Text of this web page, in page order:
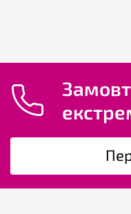
Kicktail скейти,Top
Фрістайл скейти,